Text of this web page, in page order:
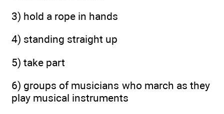
3) hold a rope in hands
4) standing straight up
5) take part
6) groups of musicians who march as they
play musical instruments